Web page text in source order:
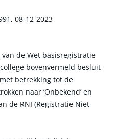
08-12-2023
de Wet basisregistratie
bovenvermeld besluit
betrekking tot de
naar ’Onbekend’ en
de RNI (Registratie Niet-